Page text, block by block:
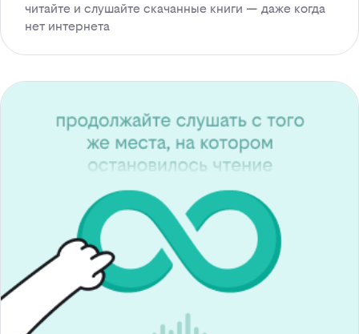
читайте и слушайте скачанные книги — даже когда
нет интернета